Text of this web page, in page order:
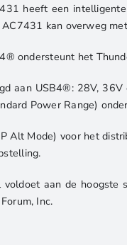
heeft een
kan overweg
ondersteunt het
aan USB4®: 28V,
Power Range)
Mode) voor het
aan de
Inc.